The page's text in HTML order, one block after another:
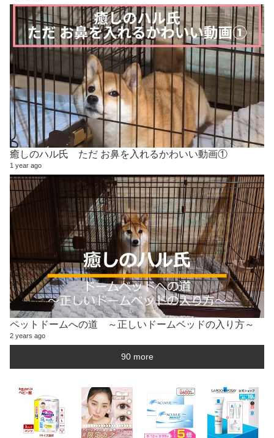
癒しのハル氏 ただ お鼻を入れるかわいい動画①
1 year ago
ペットドームへの道 ～正しいドームベッドの入り方～
2 years ago
90 more